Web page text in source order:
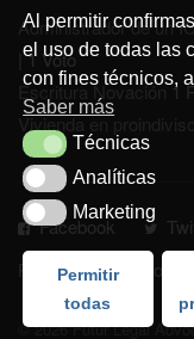
Al permitir
el uso de todas las
con fines técnicos,
Saber más
TécnicasTécnicas
AnalíticasAnalíticas
MarketingMarketing
Permitir
todas
Administrador de un
|1 Voto
Escritura Novación1
Vivienda en proindiviso
Facebook
Privacidad y Aviso
© 2026 Futur Legal